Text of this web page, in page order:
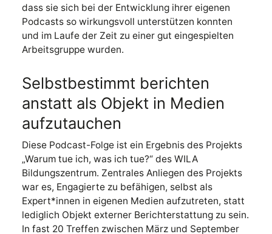
dass sie sich bei der Entwicklung ihrer eigenen
Podcasts so wirkungsvoll unterstützen konnten
und im Laufe der Zeit zu einer gut eingespielten
Arbeitsgruppe wurden.
Selbstbestimmt berichten
anstatt als Objekt in Medien
aufzutauchen
Diese Podcast-Folge ist ein Ergebnis des Projekts
„Warum tue ich, was ich tue?“ des WILA
Bildungszentrum. Zentrales Anliegen des Projekts
war es, Engagierte zu befähigen, selbst als
Expert*innen in eigenen Medien aufzutreten, statt
lediglich Objekt externer Berichterstattung zu sein.
In fast 20 Treffen zwischen März und September